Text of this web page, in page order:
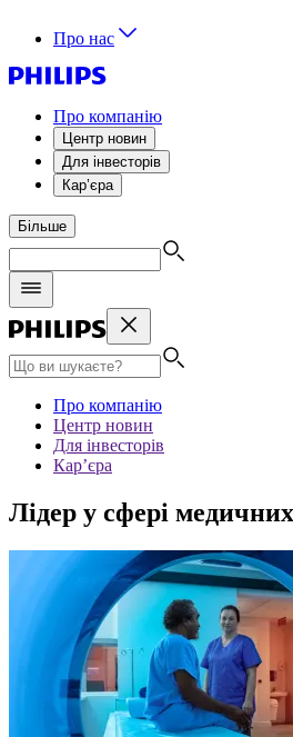
Про нас
Про компанію
Центр новин
Для інвесторів
Кар’єра
Більше
Про компанію
Центр новин
Для інвесторів
Кар’єра
Лідер у сфері